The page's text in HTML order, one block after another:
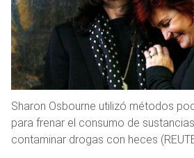
Sharon Osbourne utilizó métodos
para frenar el consumo de
contaminar drogas con heces